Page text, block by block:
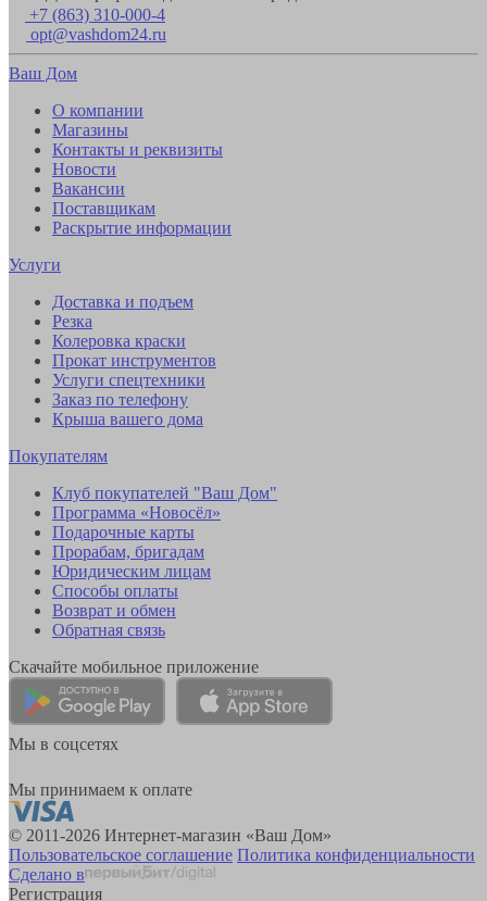
+7 (863) 310-000-4
opt@vashdom24.ru
Ваш Дом
О компании
Магазины
Контакты и реквизиты
Новости
Вакансии
Поставщикам
Раскрытие информации
Услуги
Доставка и подъем
Резка
Колеровка краски
Прокат инструментов
Услуги спецтехники
Заказ по телефону
Крыша вашего дома
Покупателям
Клуб покупателей "Ваш Дом"
Программа «Новосёл»
Подарочные карты
Прорабам, бригадам
Юридическим лицам
Способы оплаты
Возврат и обмен
Обратная связь
Скачайте мобильное приложение
Мы в соцсетях
Мы принимаем к оплате
© 2011-2026 Интернет-магазин «Ваш Дом»
Пользовательское соглашение Политика конфиденциальности
Сделано в
Регистрация